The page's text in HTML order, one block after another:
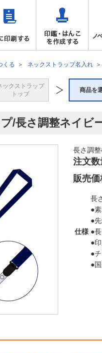
くる ネックストラップ名入れ
ックストラップ
トップ
商品を
/長さ調整ネイビ
長さ調
注文数
販売価
仕様
長
●
●
●
●
●
●